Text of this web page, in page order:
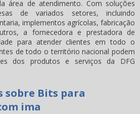
área de atendimento. Com soluções
de variados setores, incluindo
implementos agrícolas, fabricação
a fornecedora e prestadora de
para atender clientes em todo o
de todo o território nacional podem
dos produtos e serviços da DFG
sobre Bits para
ima